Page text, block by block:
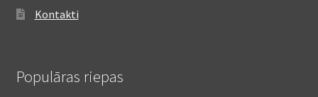
Kontakti
Populāras riepas